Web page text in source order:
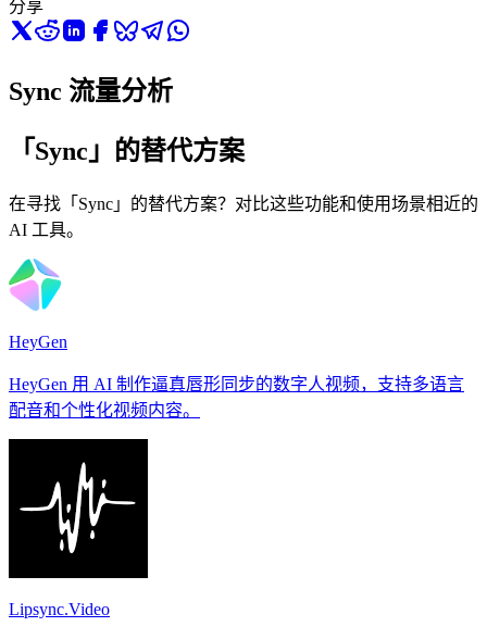
分享
Sync 流量分析
「Sync」的替代方案
在寻找「Sync」的替代方案？对比这些功能和使用场景相近的
AI 工具。
HeyGen
HeyGen 用 AI 制作逼真唇形同步的数字人视频，支持多语言
配音和个性化视频内容。
Lipsync.Video